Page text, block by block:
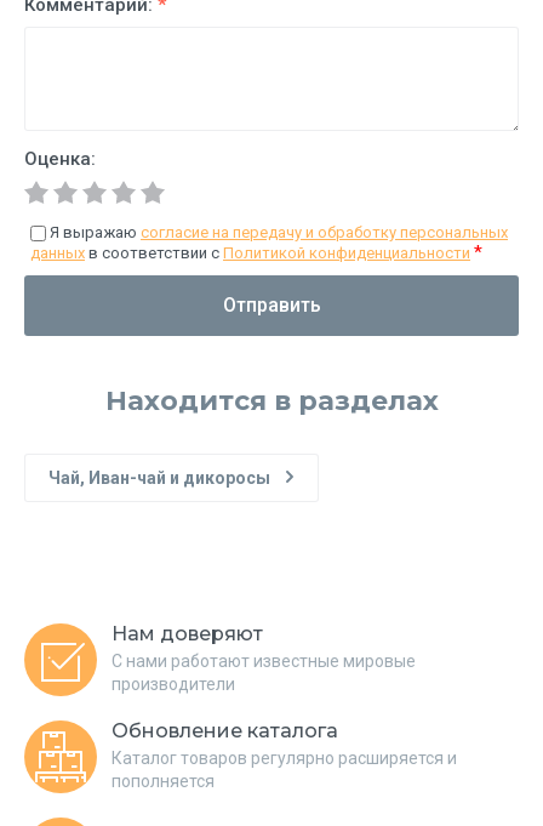
Комментарий: *
Оценка:
Я выражаю согласие на передачу и обработку персональных
данных в соответствии с Политикой конфиденциальности *
Отправить
Находится в разделах
Чай, Иван-чай и дикоросы
Нам доверяют
С нами работают известные мировые
производители
Обновление каталога
Каталог товаров регулярно расширяется и
пополняется